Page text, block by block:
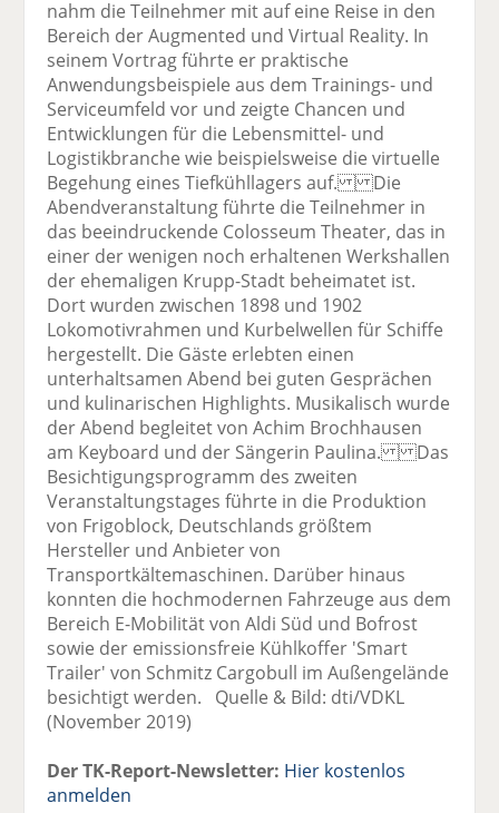
nahm die Teilnehmer mit auf eine Reise in den
Bereich der Augmented und Virtual Reality. In
seinem Vortrag führte er praktische
Anwendungsbeispiele aus dem Trainings- und
Serviceumfeld vor und zeigte Chancen und
Entwicklungen für die Lebensmittel- und
Logistikbranche wie beispielsweise die virtuelle
Begehung eines Tiefkühllagers auf. Die
Abendveranstaltung führte die Teilnehmer in
das beeindruckende Colosseum Theater, das in
einer der wenigen noch erhaltenen Werkshallen
der ehemaligen Krupp-Stadt beheimatet ist.
Dort wurden zwischen 1898 und 1902
Lokomotivrahmen und Kurbelwellen für Schiffe
hergestellt. Die Gäste erlebten einen
unterhaltsamen Abend bei guten Gesprächen
und kulinarischen Highlights. Musikalisch wurde
der Abend begleitet von Achim Brochhausen
am Keyboard und der Sängerin Paulina. Das
Besichtigungsprogramm des zweiten
Veranstaltungstages führte in die Produktion
von Frigoblock, Deutschlands größtem
Hersteller und Anbieter von
Transportkältemaschinen. Darüber hinaus
konnten die hochmodernen Fahrzeuge aus dem
Bereich E-Mobilität von Aldi Süd und Bofrost
sowie der emissionsfreie Kühlkoffer 'Smart
Trailer' von Schmitz Cargobull im Außengelände
besichtigt werden. Quelle & Bild: dti/VDKL
(November 2019)
Der TK-Report-Newsletter: Hier kostenlos
anmelden